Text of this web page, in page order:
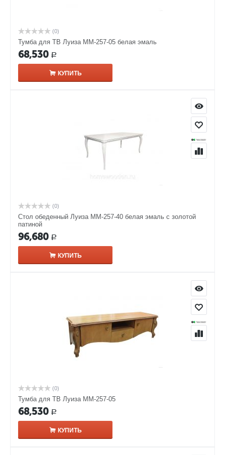
(0)
Тумба для ТВ Луиза ММ-257-05 белая эмаль
68,530 Р
КУПИТЬ
(0)
Стол обеденный Луиза ММ-257-40 белая эмаль с золотой
патиной
96,680 Р
КУПИТЬ
(0)
Тумба для ТВ Луиза ММ-257-05
68,530 Р
КУПИТЬ